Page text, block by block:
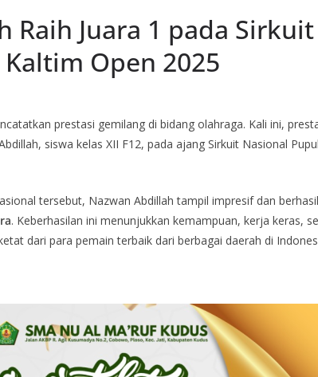
Raih Juara 1 pada Sirkuit
Open 2025
prestasi gemilang di bidang olahraga. Kali ini,
siswa kelas XII F12, pada ajang Sirkuit Nasional
tersebut, Nazwan Abdillah tampil impresif dan
. Keberhasilan ini menunjukkan kemampuan, kerja keras,
dari para pemain terbaik dari berbagai daerah di